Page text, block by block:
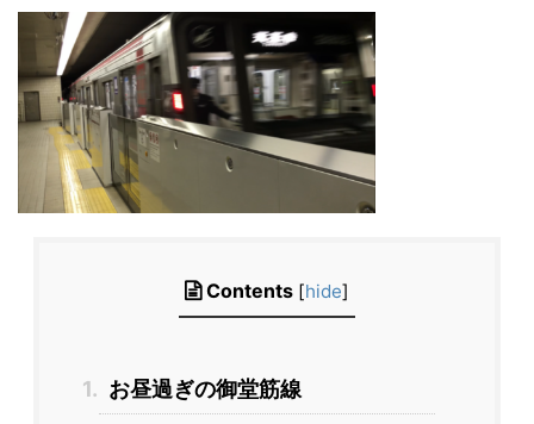
Contents [hide]
1. お昼過ぎの御堂筋線